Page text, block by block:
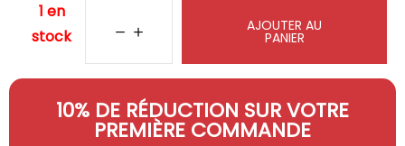
1 en
stock
AJOUTER AU
PANIER
10% DE RÉDUCTION SUR VOTRE
PREMIÈRE COMMANDE